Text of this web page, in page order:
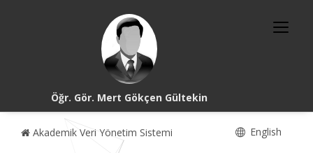
Öğr. Gör. Mert Gökçen Gültekin
Akademik Veri Yönetim Sistemi English